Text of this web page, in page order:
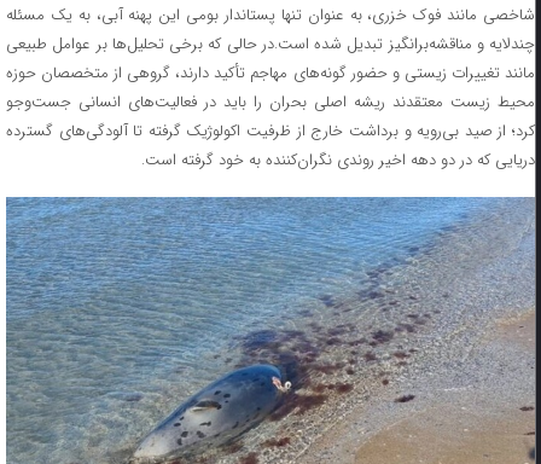
شاخصی مانند فوک خزری، به عنوان تنها پستاندار بومی این پهنه آبی، به یک مسئله
چندلایه و مناقشه‌برانگیز تبدیل شده است.در حالی که برخی تحلیل‌ها بر عوامل طبیعی
مانند تغییرات زیستی و حضور گونه‌های مهاجم تأکید دارند، گروهی از متخصصان حوزه
محیط زیست معتقدند ریشه اصلی بحران را باید در فعالیت‌های انسانی جست‌وجو
کرد؛ از صید بی‌رویه و برداشت خارج از ظرفیت اکولوژیک گرفته تا آلودگی‌های گسترده
دریایی که در دو دهه اخیر روندی نگران‌کننده به خود گرفته است.